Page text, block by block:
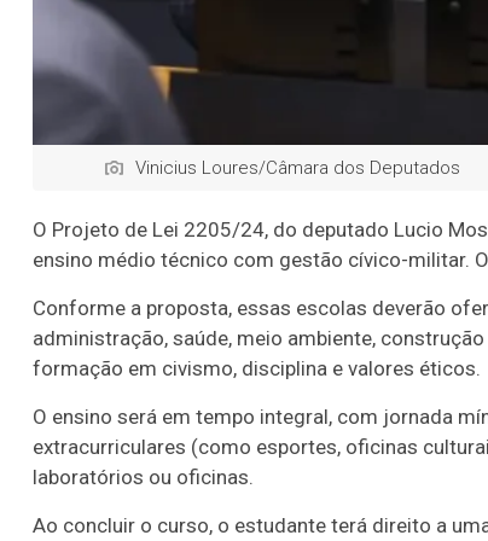
Vinicius Loures/Câmara dos Deputados
O Projeto de Lei 2205/24, do deputado Lucio
ensino médio técnico com gestão cívico-militar.
Conforme a proposta, essas escolas deverão
administração, saúde, meio ambiente,
formação em civismo, disciplina e valores éticos.
O ensino será em tempo integral, com jornada
extracurriculares (como esportes, oficinas
laboratórios ou oficinas.
Ao concluir o curso, o estudante terá direito a